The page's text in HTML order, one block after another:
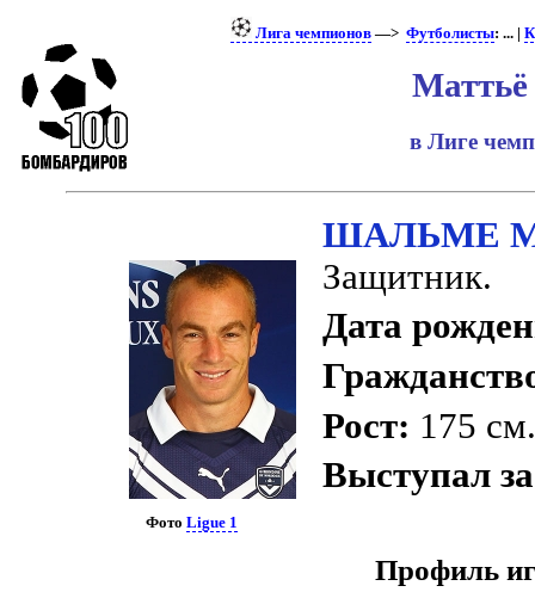
Лига чемпионов—> Футболисты: ... |
в Лиге
Фото Ligue 1
ШАЛЬМЕ
Защитник.
Дата
Рост: 175
Выступал
Профиль